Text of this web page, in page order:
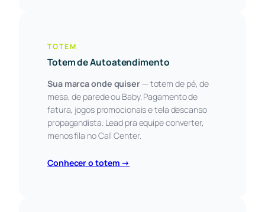
TOTEM
Totem de Autoatendimento
Sua marca onde quiser— totem de pé, de
mesa, de parede ou Baby. Pagamento de
fatura, jogos promocionais e tela descanso
propagandista. Lead pra equipe converter,
menos fila no Call Center.
Conhecer o totem →